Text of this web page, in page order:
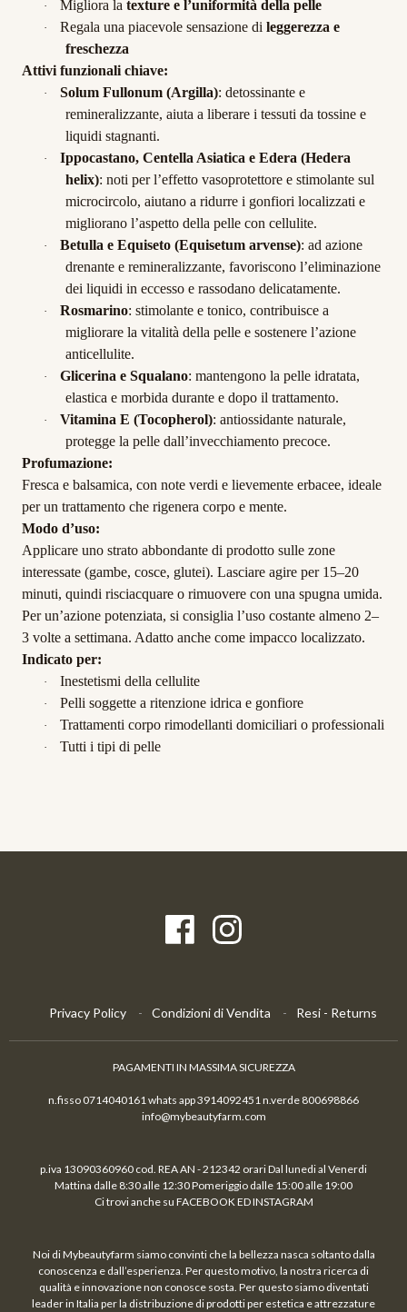
· Migliora la texture e l’uniformità della pelle
· Regala una piacevole sensazione di leggerezza e
freschezza
Attivi funzionali chiave:
· Solum Fullonum (Argilla): detossinante e
remineralizzante, aiuta a liberare i tessuti da tossine e
liquidi stagnanti.
·
Ippocastano, Centella Asiatica e Edera (Hedera
helix): noti per l’effetto vasoprotettore e stimolante sul
microcircolo, aiutano a ridurre i gonfiori localizzati e
migliorano l’aspetto della pelle con cellulite.
· Betulla e Equiseto (Equisetum arvense): ad azione
drenante e remineralizzante, favoriscono l’eliminazione
dei liquidi in eccesso e rassodano delicatamente.
· Rosmarino: stimolante e tonico, contribuisce a
migliorare la vitalità della pelle e sostenere l’azione
anticellulite.
· Glicerina e Squalano: mantengono la pelle idratata,
elastica e morbida durante e dopo il trattamento.
· Vitamina E (Tocopherol): antiossidante naturale,
protegge la pelle dall’invecchiamento precoce.
Profumazione:
Fresca e balsamica, con note verdi e lievemente erbacee, ideale
per un trattamento che rigenera corpo e mente.
Modo d’uso:
Applicare uno strato abbondante di prodotto sulle zone
interessate (gambe, cosce, glutei). Lasciare agire per 15–20
minuti, quindi risciacquare o rimuovere con una spugna umida.
Per un’azione potenziata, si consiglia l’uso costante almeno 2–
3 volte a settimana. Adatto anche come impacco localizzato.
Indicato per:
· Inestetismi della cellulite
· Pelli soggette a ritenzione idrica e gonfiore
· Trattamenti corpo rimodellanti domiciliari o professionali
· Tutti i tipi di pelle
Privacy Policy Condizioni di Vendita Resi - Returns
PAGAMENTI IN MASSIMA SICUREZZA
n.fisso 0714040161 whats app 3914092451 n.verde 800698866
info@mybeautyfarm.com
p.iva 13090360960 cod. REA AN - 212342 orari Dal lunedi al Venerdi
Mattina dalle 8:30 alle 12:30 Pomeriggio dalle 15:00 alle 19:00
Ci trovi anche su FACEBOOK ED INSTAGRAM
Noi di Mybeautyfarm siamo convinti che la bellezza nasca soltanto dalla
conoscenza e dall’esperienza. Per questo motivo, la nostra ricerca di
qualità e innovazione non conosce sosta. Per questo siamo diventati
leader in Italia per la distribuzione di prodotti per estetica e attrezzature